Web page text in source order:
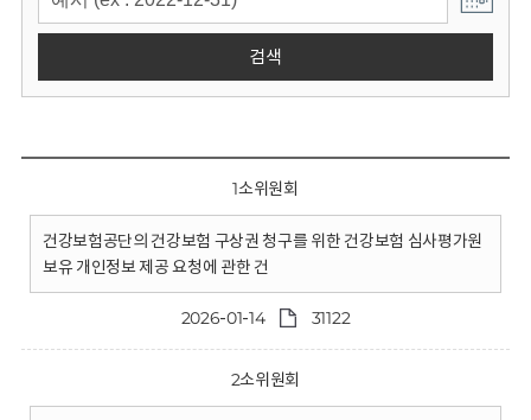
검색
1소위원회
건강보험공단의 건강보험 구상권 청구를 위한 건강보험 심사평가원
보유 개인정보 제공 요청에 관한 건
2026-01-14 31122
2소위원회